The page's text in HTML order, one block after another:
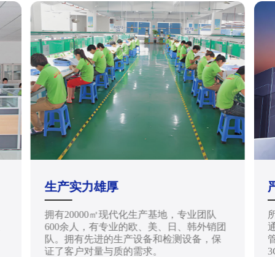
生产实力雄厚
拥有20000㎡现代化生产基地，专业团队
600余人，有专业的欧、美、日、韩外销团
队。拥有先进的生产设备和检测设备，保
证了客户对量与质的需求。